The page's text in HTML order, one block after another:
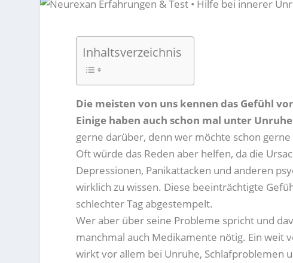
Inhaltsverzeichnis
Die meisten von uns kennen das Gefühl
Einige haben auch schon mal unter
gerne darüber, denn wer möchte schon gerne
Oft würde das Reden aber helfen, da die
Depressionen, Panikattacken und anderen
wirklich zu wissen. Diese beeinträchtigte
schlechter Tag abgestempelt.
Wer aber über seine Probleme spricht und
manchmal auch Medikamente nötig. Ein weit
wirkt vor allem bei Unruhe, Schlafproblemen